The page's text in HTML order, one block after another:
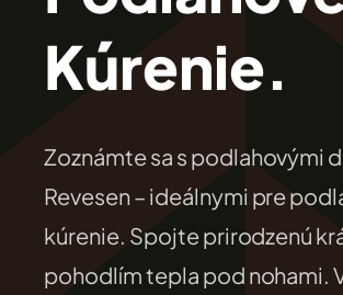
Galéria
FILEXO
Kontakt
Kúrenie.
Zoznámte sa s podlahovými
Revesen – ideálnymi pre
kúrenie. Spojte prirodzenú
pohodlím tepla pod nohami.